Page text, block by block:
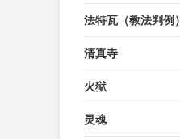
法特瓦（教法判例）
清真寺
火狱
灵魂